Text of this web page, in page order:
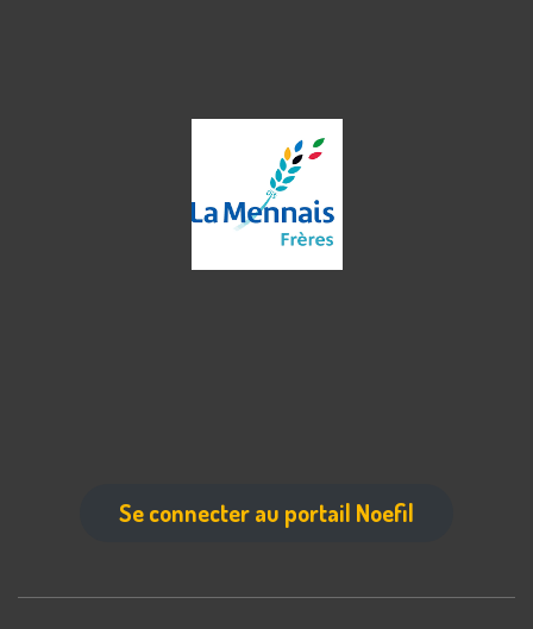
Se connecter au portail Noefil